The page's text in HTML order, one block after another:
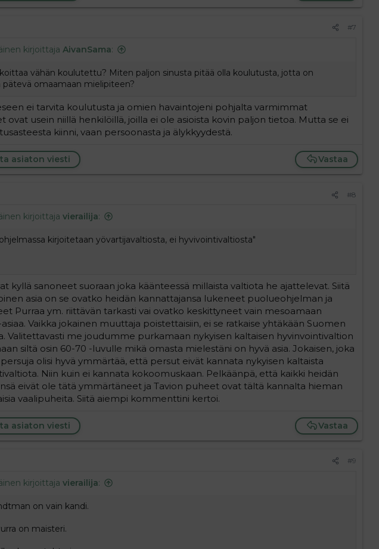
#7
kirjoittaja AivanSama:
vähän koulutettu? Miten paljon sinusta pitää olla koulutusta, jotta on
pätevä omaamaan mielipiteen?
ei tarvita koulutusta ja omien havaintojeni pohjalta varmimmat
ovat usein niillä henkilöillä, joilla ei ole asioista kovin paljon tietoa. Mutta se ei
kiinni, vaan persoonasta ja älykkyydestä.
Vastaa
asiaton viesti
#8
kirjoittaja vierailija:
kirjoitetaan yövartijavaltiosta, ei hyvivointivaltiosta"
kyllä sanoneet suoraan joka käänteessä millaista valtiota he ajattelevat. Siitä
asia on se ovatko heidän kannattajansa lukeneet puolueohjelman ja
Purraa ym. riittävän tarkasti vai ovatko keskittyneet vain mesoamaan
Vaikka jokainen muuttaja poistettaisiin, ei se ratkaise yhtäkään Suomen
Valitettavasti me joudumme purkamaan nykyisen kaltaisen hyvinvointivaltion
siltä osin 60-70 -luvulle mikä omasta mielestäni on hyvä asia. Jokaisen, joka
olisi hyvä ymmärtää, että persut eivät kannata nykyisen kaltaista
Niin kuin ei kannata kokoomuskaan. Pelkäänpä, että kaikki heidän
eivät ole tätä ymmärtäneet ja Tavion puheet ovat tältä kannalta hieman
vaalipuheita. Siitä aiempi kommenttini kertoi.
Vastaa
asiaton viesti
#9
kirjoittaja vierailija:
on vain kandi.
on maisteri.